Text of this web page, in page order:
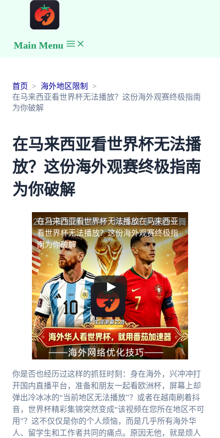
Main Menu
首页
海外地区限制
在马来西亚看世界杯无法播放？这份海外观赛终极指南
为你破解
在马来西亚看世界杯无法播
放？这份海外观赛终极指南
为你破解
在马来西亚看世界杯无法播放在马来西亚
看世界杯无法播放？这份海外观赛终极指
南为你破解
你是否也经历过这样的抓狂时刻：身在海外，兴冲冲打
开国内直播平台，准备和朋友一起看欧洲杯，屏幕上却
弹出冷冰冰的“当前地区无法播放”？或者在越南刷着抖
音，世界杯精彩集锦突然变成“该视频在您所在地区不可
用”？这不仅仅是你的个人烦恼，而是几乎所有海外华
人、留学生和工作者共同的痛点。原因无他，就是烦人